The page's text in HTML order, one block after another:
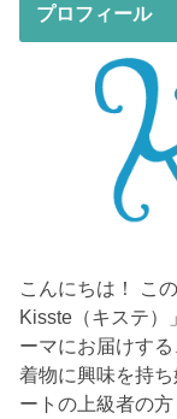
プロフィール
こんにちは！ こ
Kisste（キステ）
ーマにお届けす
着物に興味を持
ートの上級者の